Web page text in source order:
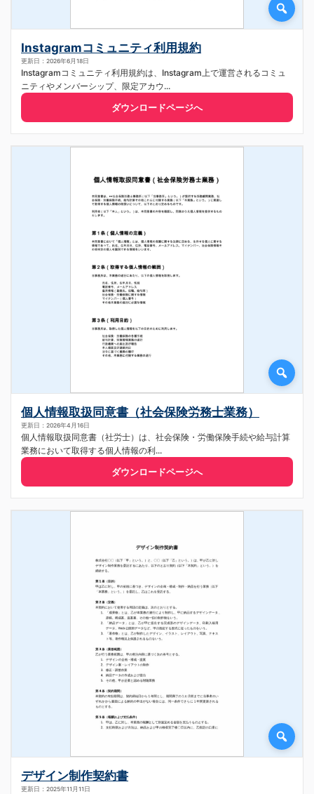
Instagramコミュニティ利用規約
更新日：2026年6月18日
Instagramコミュニティ利用規約は、Instagram上で運営されるコミュ
ニティやメンバーシップ、限定アカウ...
ダウンロードページへ
個人情報取扱同意書（社会保険労務士業務）
更新日：2026年4月16日
個人情報取扱同意書（社労士）は、社会保険・労働保険手続や給与計算
業務において取得する個人情報の利...
ダウンロードページへ
デザイン制作契約書
更新日：2025年11月11日